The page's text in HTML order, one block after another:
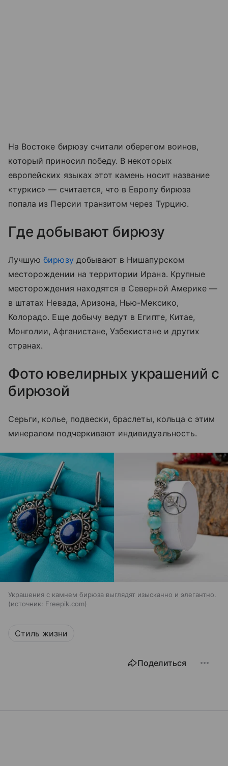
На Востоке бирюзу считали оберегом воинов,
который приносил победу. В некоторых
европейских языках этот камень носит название
«туркис» — считается, что в Европу бирюза
попала из Персии транзитом через Турцию.
Где добывают бирюзу
Лучшуюбирюзу добывают в Нишапурском
месторождении на территории Ирана. Крупные
месторождения находятся в Северной Америке —
в штатах Невада, Аризона, Нью-Мексико,
Колорадо. Еще добычу ведут в Египте, Китае,
Монголии, Афганистане, Узбекистане и других
странах.
Фото ювелирных украшений с
бирюзой
Серьги, колье, подвески, браслеты, кольца с этим
минералом подчеркивают индивидуальность.
Украшения с камнем бирюза выглядят изысканно и элегантно.
источник: Freepik.com
Стиль жизни
Поделиться